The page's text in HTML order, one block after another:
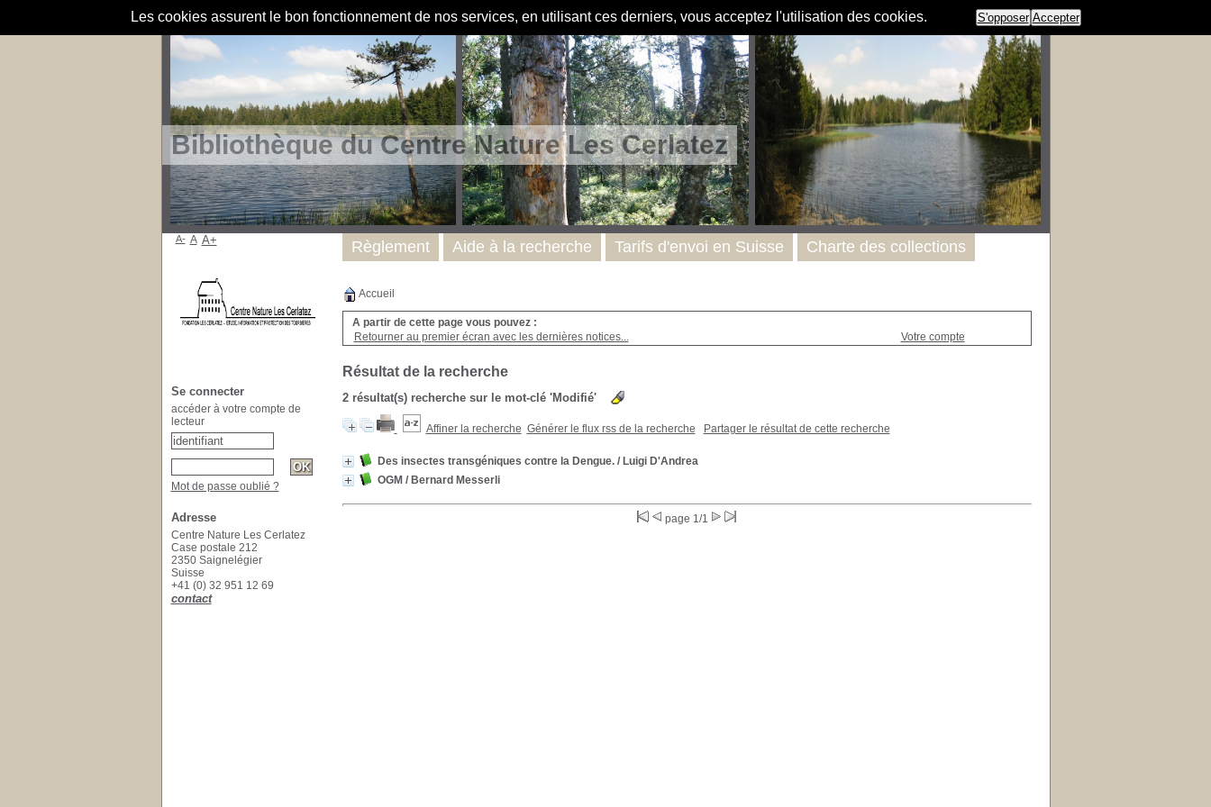
Les cookies assurent le bon fonctionnement de nos services, en utilisant ces derniers, vous acceptez l'utilisation des cookies. S'opposer Accepter
Bibliothèque du Centre Nature Les Cerlatez
Accueil
A partir de cette page vous pouvez :
Retourner au premier écran avec les dernières notices...
Votre compte
Résultat de la recherche
2 résultat(s) recherche sur le mot-clé 'Modifié'
Affiner la recherche Générer le flux rss de la recherche Partager le résultat de cette recherche
Des insectes transgéniques contre la Dengue./ Luigi D'Andrea
OGM / Bernard Messerli
page 1/1
Règlement Aide à la recherche Tarifs d'envoi en Suisse Charte des collections
A- A A+
Se connecter
accéder à votre compte de
lecteur
Mot de passe oublié ?
Adresse
Centre Nature Les Cerlatez
Case postale 212
2350 Saignelégier
Suisse
+41 (0) 32 951 12 69
contact